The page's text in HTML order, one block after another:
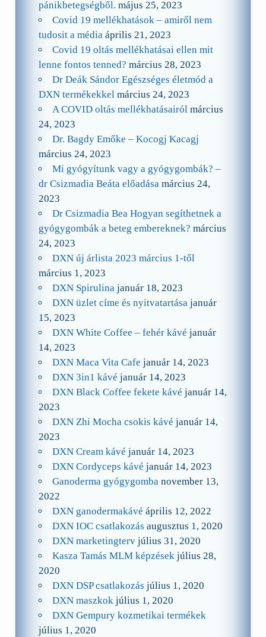
pánikbetegségből. május 25, 2023
Covid 19 mellékhatások – amiről nem
tudosit a média április 21, 2023
Covid 19 oltás mellékhatásai ellen mit
lenne fontos tenned? március 28, 2023
Dr Deák Sándor Egészséges életmód a
DXN termékekkel március 24, 2023
A COVID oltás mellékhatásairól március
24, 2023
Dr. Bagdy Emőke – Kocogj Kacagj
március 24, 2023
Mi gyógyítunk vagy a gyógygombák? –
dr Csizmadia Beáta előadása március 24,
2023
Dr Csizmadia Bea Hogyan segíthetnek a
gyógygombák a beteg embereknek? március
24, 2023
DXN új árlista 2023 március 1-től
március 1, 2023
DXN Spirulina január 18, 2023
DXN üzlet címe és nyitvatartása január
15, 2023
DXN White Coffee – fehér kávé január
14, 2023
DXN Maca Vita Cafe január 14, 2023
DXN 3in1 kávé január 14, 2023
DXN Black Coffee fekete kávé január 14,
2023
DXN Zhi Mocha csokis kávé január 14,
2023
DXN Cream kávé január 14, 2023
DXN Cordyceps kávé január 14, 2023
Ganoderma gyógygomba november 13,
2022
DXN ganodermakávé április 12, 2022
DXN IOC csatlakozás augusztus 1, 2020
DXN marketingterv július 31, 2020
Kasza Tamás MLM képzések július 28,
2020
DXN DSP csatlakozás július 1, 2020
DXN maszkok július 1, 2020
DXN Gempury kozmetikai termékek
július 1, 2020